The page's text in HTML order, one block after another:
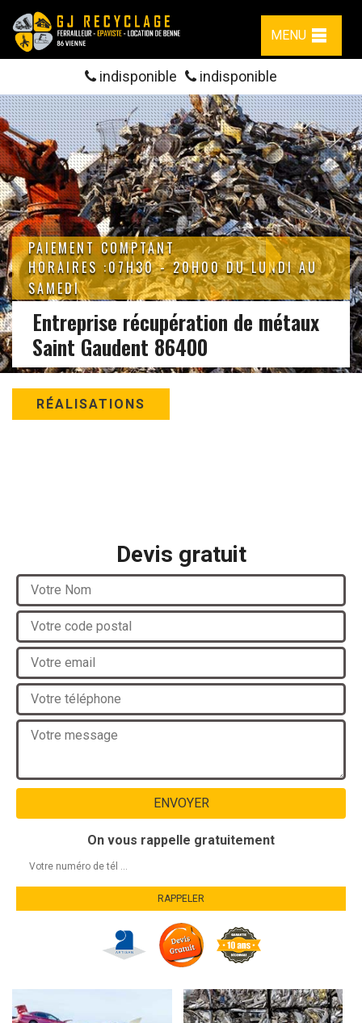
MENU
indisponible indisponible
PAIEMENT COMPTANT
HORAIRES :07H30 - 20H00 DU LUNDI AU
SAMEDI
Entreprise récupération de métaux
Saint Gaudent 86400
RÉALISATIONS
Devis gratuit
On vous rappelle gratuitement